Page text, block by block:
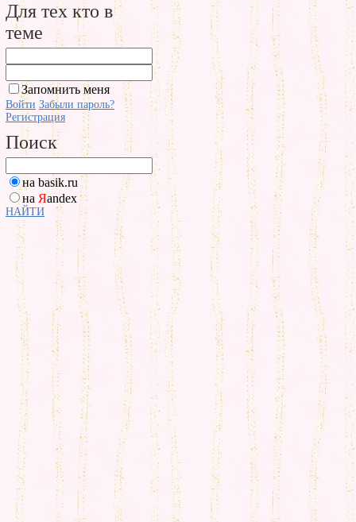
Для тех кто в
теме
Запомнить меня
Войти Забыли пароль?
Регистрация
Поиск
на basik.ru
на Яandex
НАЙТИ